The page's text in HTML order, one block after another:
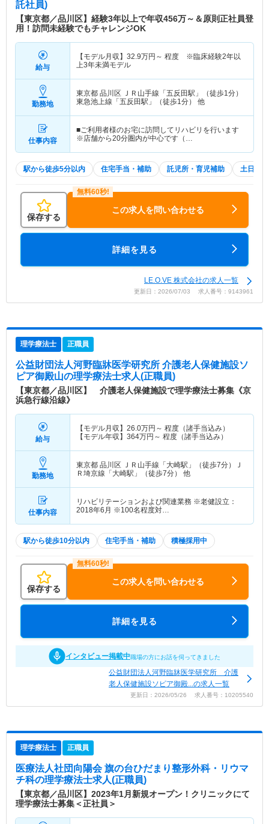
託社員)
【東京都／品川区】経験3年以上で年収456万～＆原則正社員登
用！訪問未経験でもチャレンジOK
給与
【モデル月収】 32.9万円～ 程度 ※臨床経験2年以
上3年未満モデル
勤務地
東京都 品川区 ＪＲ山手線「五反田駅」（徒歩1分）
東急池上線「五反田駅」（徒歩1分） 他
仕事内容
■ご利用者様のお宅に訪問してリハビリを行います
※店舗から20分圏内が中心です（…
駅から徒歩5分以内 住宅手当・補助 託児所・育児補助 土日祝休
保存する
この求人を問い合わせる
詳細を見る
LE.O.VE 株式会社の求人一覧
更新日：2026/07/03 求人番号：9143961
理学療法士 正職員
公益財団法人河野臨牀医学研究所 介護老人保健施設ソ
ピア御殿山の理学療法士求人(正職員)
【東京都／品川区】 介護老人保健施設で理学療法士募集《京
浜急行線沿線》
給与
【モデル月収】 26.0万円～ 程度（諸手当込み）
【モデル年収】 364万円～ 程度（諸手当込み）
勤務地
東京都 品川区 ＪＲ山手線「大崎駅」（徒歩7分）Ｊ
Ｒ埼京線「大崎駅」（徒歩7分） 他
仕事内容
リハビリテーションおよび関連業務 ※老健設立：
2018年6月 ※100名程度対…
駅から徒歩10分以内 住宅手当・補助 積極採用中
保存する
この求人を問い合わせる
詳細を見る
インタビュー掲載中職場の方にお話を伺ってきました
公益財団法人河野臨牀医学研究所 介護
老人保健施設ソピア御殿...の求人一覧
更新日：2026/05/26 求人番号：10205540
理学療法士 正職員
医療法人社団向陽会 旗の台ひだまり整形外科・リウマ
チ科の理学療法士求人(正職員)
【東京都／品川区】2023年1月新規オープン！クリニックにて
理学療法士募集＜正社員＞